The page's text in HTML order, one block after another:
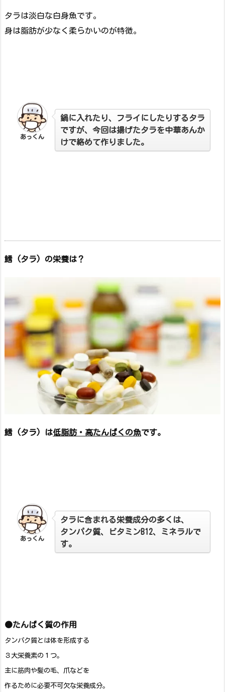
タラは淡白な白身魚です。
身は脂肪が少なく柔らかいのが特徴。
あっくん
鍋に入れたり、フライにしたりするタラ
ですが、今回は揚げたタラを中華あんか
けで絡めて作りました。
鱈 (タラ) の栄養は？
鱈 (タラ) は低脂肪・高たんぱくの魚です。
あっくん
タラに含まれる栄養成分の多くは、
タンパク質、ビタミンB12、ミネラルで
す。
●たんぱく質の作用
タンパク質とは体を形成する
３大栄養素の１つ。
主に筋肉や髪の毛、爪などを
作るために必要不可欠な栄養成分。